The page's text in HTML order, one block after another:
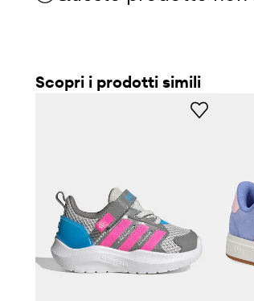
Scopri i prodotti simili